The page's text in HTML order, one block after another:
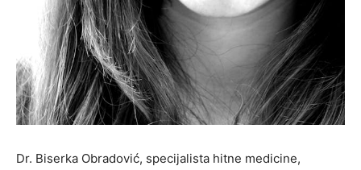
Dr. Biserka Obradović, specijalista hitne medicine,